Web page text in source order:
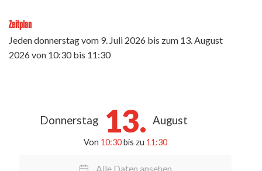
Zeitplan
Jeden donnerstag vom 9. Juli 2026 bis zum 13. August
2026von 10:30 bis 11:30
Donnerstag 13. August
Von 10:30bis zu 11:30
Alle Daten ansehen